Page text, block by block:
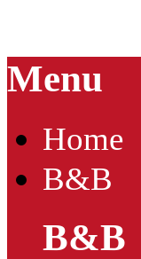
Menu
Home
B&B
B&B